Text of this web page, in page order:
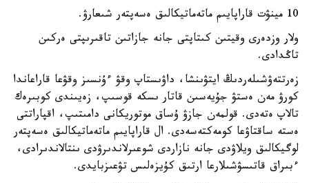
10 مينۋت قاراپايىم ماتەماتيكالىق ەسەپتەر شىعارۋ.
ولار وزدەرى وقيتىن كىتاپتى جانە جازاتىن تاقىرىپتى ەركىن
تاڭدادى.
زەرتتەۋشىلەردىڭ ايتۋىنشا، داۋىستاپ وقۋ ءۇنسىز وقۋعا قاراعاندا
كورۋ مەن ەستۋ جۇيەسىن قاتار ىسكە قوسىپ، زەيىندى كوبىرەك
تالاپ ەتەدى. قولمەن جازۋ ۇساق موتوريكانى دامىتىپ، اقپاراتتى
ەستە ساقتاۋعا كومەكتەسەدى. ال قاراپايىم ماتەماتيكالىق ەسەپتەر
لوگيكالىق ويلاۋدى جانە نازاردى شوعىرلاندىرۋدى ىنتالاندىرادى،
ءبىراق قاتىسۋشىلارعا ارتىق كۇيزەلىس تۋعىزبايدى.